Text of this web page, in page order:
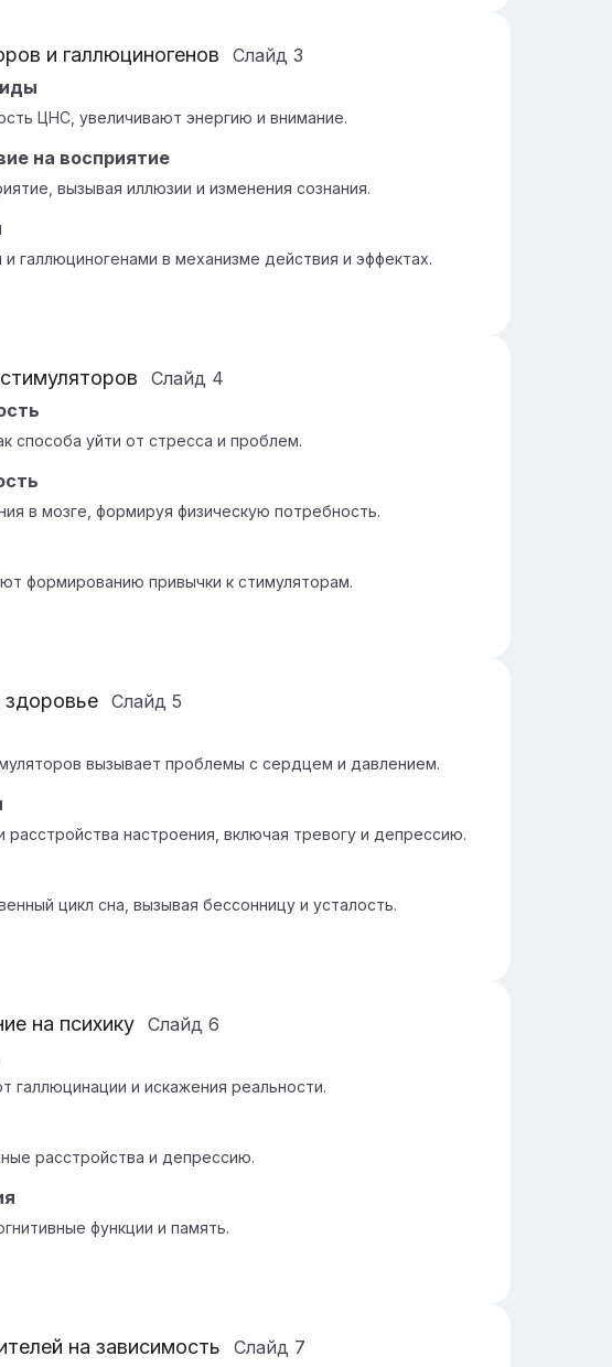
и галлюциногенов Слайд 3
ЦНС, увеличивают энергию и внимание.
на восприятие
вызывая иллюзии и изменения сознания.
галлюциногенами в механизме действия и эффектах.
Слайд 4
способа уйти от стресса и проблем.
в мозге, формируя физическую потребность.
формированию привычки к стимуляторам.
здоровье Слайд 5
вызывает проблемы с сердцем и давлением.
расстройства настроения, включая тревогу и депрессию.
цикл сна, вызывая бессонницу и усталость.
на психику Слайд 6
галлюцинации и искажения реальности.
расстройства и депрессию.
функции и память.
на зависимость Слайд 7